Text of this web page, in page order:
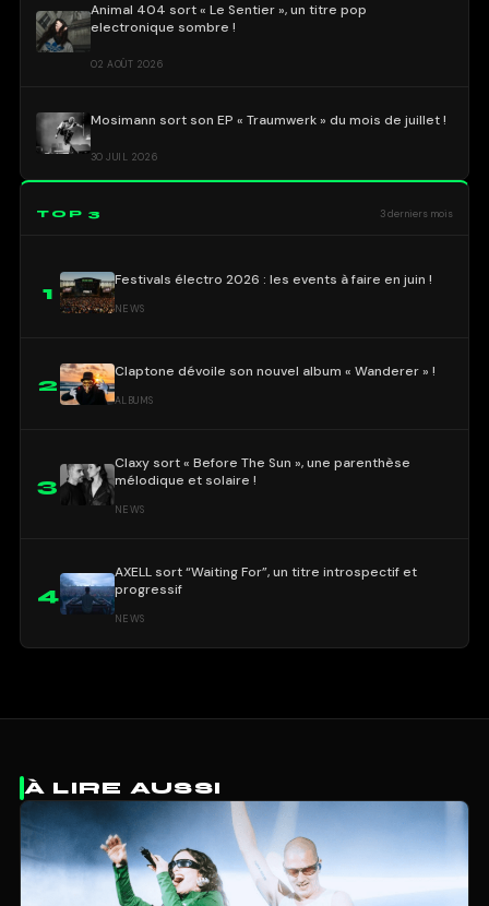
Animal 404 sort « Le Sentier », un titre pop
electronique sombre !
02 AOÛT 2026
Mosimann sort son EP « Traumwerk » du mois de juillet !
30 JUIL 2026
TOP 3 3 derniers mois
1
Festivals électro 2026 : les events à faire en juin !
NEWS
2
Claptone dévoile son nouvel album « Wanderer » !
ALBUMS
3
Claxy sort « Before The Sun », une parenthèse
mélodique et solaire !
NEWS
4
AXELL sort “Waiting For”, un titre introspectif et
progressif
NEWS
À LIRE AUSSI